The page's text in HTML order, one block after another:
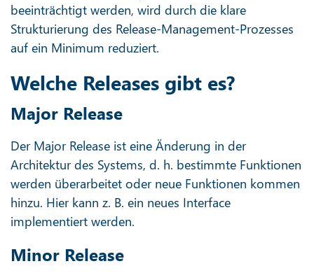
beeinträchtigt werden, wird durch die klare
Strukturierung des Release-Management-Prozesses
auf ein Minimum reduziert.
Welche Releases gibt es?
Major Release
Der Major Release ist eine Änderung in der
Architektur des Systems, d. h. bestimmte Funktionen
werden überarbeitet oder neue Funktionen kommen
hinzu. Hier kann z. B. ein neues Interface
implementiert werden.
Minor Release